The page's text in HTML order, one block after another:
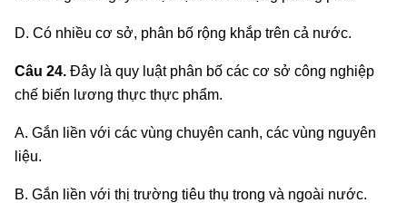
D. Có nhiều cơ sở, phân bố rộng khắp trên cả nước.
Câu 24. Đây là quy luật phân bố các cơ sở công nghiệp
chế biến lương thực thực phẩm.
A. Gắn liền với các vùng chuyên canh, các vùng nguyên
liệu.
B. Gắn liền với thị trường tiêu thụ trong và ngoài nước.